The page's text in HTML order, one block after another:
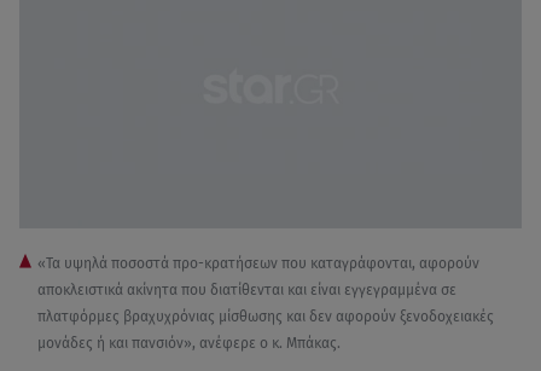
«Τα υψηλά ποσοστά προ-κρατήσεων που καταγράφονται, αφορούν
αποκλειστικά ακίνητα που διατίθενται και είναι εγγεγραμμένα σε
πλατφόρμες βραχυχρόνιας μίσθωσης και δεν αφορούν ξενοδοχειακές
μονάδες ή και πανσιόν», ανέφερε ο κ. Μπάκας.